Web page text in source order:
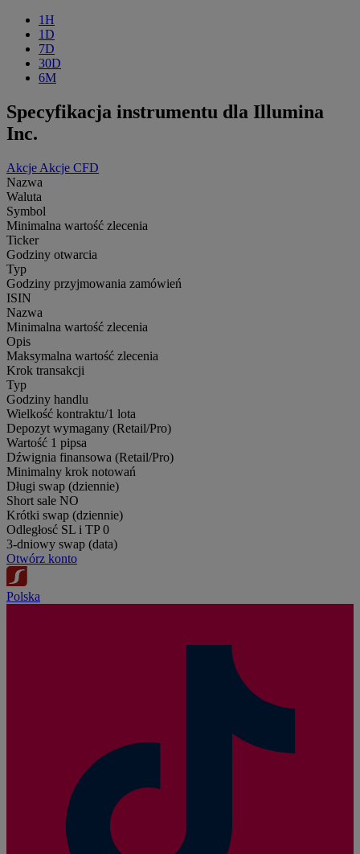
1H
1D
7D
30D
6M
Specyfikacja instrumentu dla Illumina
Inc.
Akcje Akcje CFD
Nazwa
Waluta
Symbol
Minimalna wartość zlecenia
Ticker
Godziny otwarcia
Typ
Godziny przyjmowania zamówień
ISIN
Nazwa
Minimalna wartość zlecenia
Opis
Maksymalna wartość zlecenia
Krok transakcji
Typ
Godziny handlu
Wielkość kontraktu/1 lota
Depozyt wymagany (Retail/Pro)
Wartość 1 pipsa
Dźwignia finansowa (Retail/Pro)
Minimalny krok notowań
Długi swap (dziennie)
Short sale NO
Krótki swap (dziennie)
Odległosć SL i TP 0
3-dniowy swap (data)
Otwórz konto
Polska